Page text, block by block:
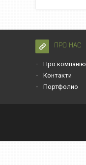
ПРО НАС
Про компанію
Контакти
Портфолио